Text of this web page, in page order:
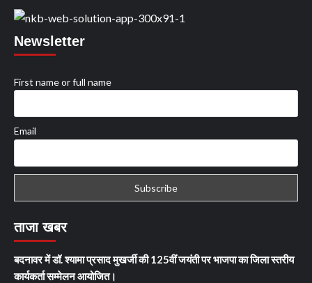
Newsletter
First name or full name
Email
ताजा खबर
बदनावर में डॉ. श्यामा प्रसाद मुखर्जी की 125वीं जयंती पर भाजपा का जिला स्तरीय
कार्यकर्ता सम्मेलन आयोजित।